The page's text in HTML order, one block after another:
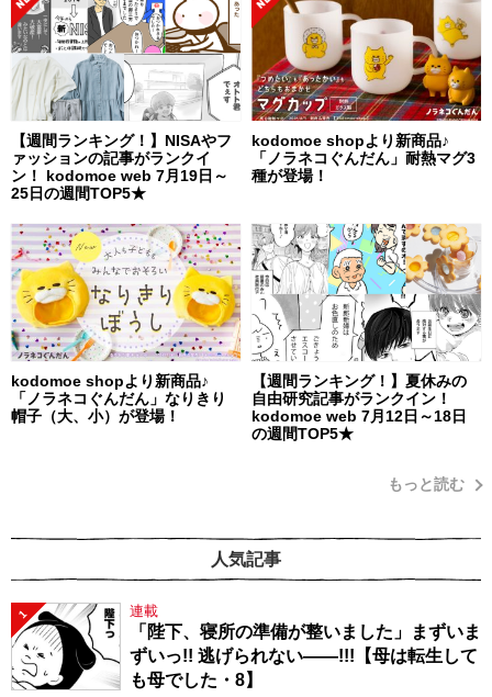
【週間ランキング！】NISAやフ
ァッションの記事がランクイ
ン！ kodomoe web 7月19日～
25日の週間TOP5★
kodomoe shopより新商品♪
「ノラネコぐんだん」耐熱マグ3
種が登場！
kodomoe shopより新商品♪
「ノラネコぐんだん」なりきり
帽子（大、小）が登場！
【週間ランキング！】夏休みの
自由研究記事がランクイン！
kodomoe web 7月12日～18日
の週間TOP5★
もっと読む
人気記事
1 連載
「陛下、寝所の準備が整いました」まずいま
ずいっ!! 逃げられない――!!!【母は転生して
も母でした・8】